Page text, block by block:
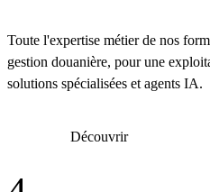
Toute l'expertise métier de nos
gestion douanière, pour une
solutions spécialisées et agents IA.
Découvrir